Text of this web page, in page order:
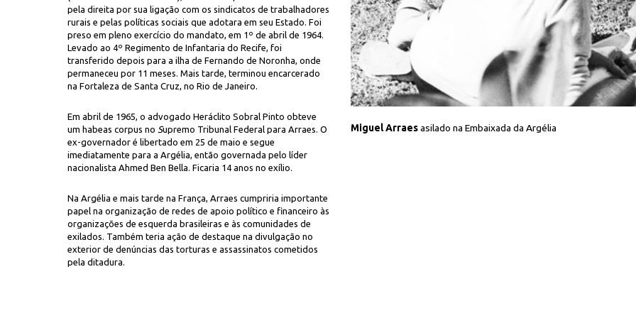
pela direita por sua ligação com os sindicatos de trabalhadores
rurais e pelas políticas sociais que adotara em seu Estado. Foi
preso em pleno exercício do mandato, em 1º de abril de 1964.
Levado ao 4º Regimento de Infantaria do Recife, foi
transferido depois para a ilha de Fernando de Noronha, onde
permaneceu por 11 meses. Mais tarde, terminou encarcerado
na Fortaleza de Santa Cruz, no Rio de Janeiro.
Em abril de 1965, o advogado Heráclito Sobral Pinto obteve
um habeas corpus no Supremo Tribunal Federal para Arraes. O
ex-governador é libertado em 25 de maio e segue
imediatamente para a Argélia, então governada pelo líder
nacionalista Ahmed Ben Bella. Ficaria 14 anos no exílio.
Na Argélia e mais tarde na França, Arraes cumpriria importante
papel na organização de redes de apoio político e financeiro às
organizações de esquerda brasileiras e às comunidades de
exilados. Também teria ação de destaque na divulgação no
exterior de denúncias das torturas e assassinatos cometidos
pela ditadura.
Orly, em Paris, rumo à Argélia
Ylenn Kerr/CPDoc JB
Miguel Arraesasilado na Embaixada da Argélia